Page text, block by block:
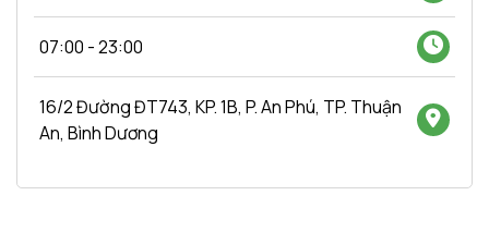
07:00 - 23:00
16/2 Đường ĐT743, KP. 1B, P. An Phú, TP. Thuận
An, Bình Dương